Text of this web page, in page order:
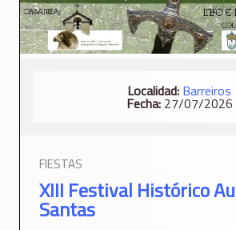
Localidad: Barreiros
Fecha:27/07/2026
FIESTAS
XIII Festival Histórico
Santas